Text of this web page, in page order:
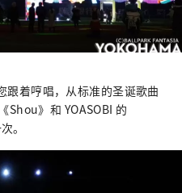
跟着哼唱，从标准的圣诞歌曲
Shou》和 YOASOBI 的
。